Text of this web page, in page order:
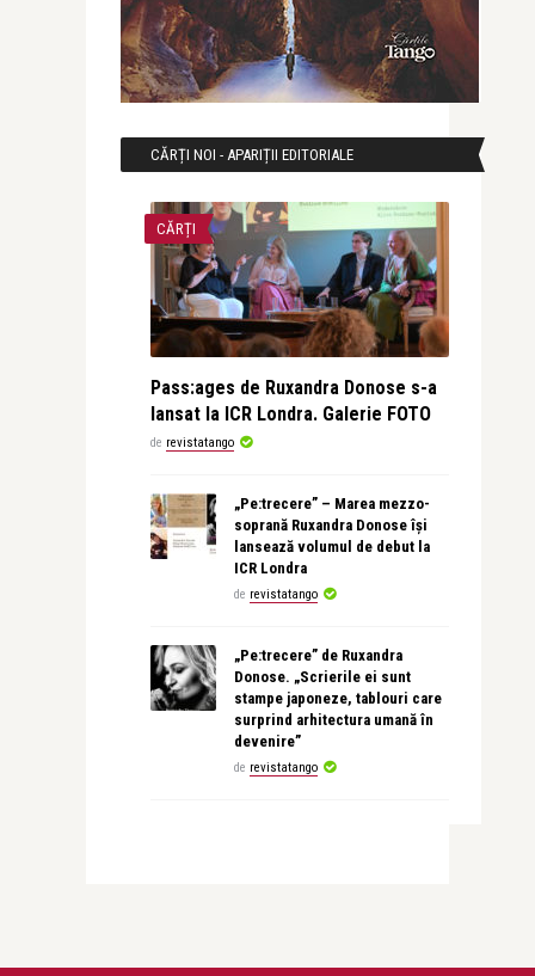
CĂRȚI NOI - APARIȚII EDITORIALE
CĂRȚI
Pass:ages de Ruxandra Donose s-a
lansat la ICR Londra. Galerie FOTO
de revistatango
„Pe:trecere” – Marea mezzo-
soprană Ruxandra Donose își
lansează volumul de debut la
ICR Londra
de revistatango
„Pe:trecere” de Ruxandra
Donose. „Scrierile ei sunt
stampe japoneze, tablouri care
surprind arhitectura umană în
devenire”
de revistatango